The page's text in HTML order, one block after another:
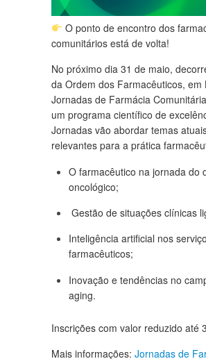
O ponto de encontro dos
comunitários está de volta!
No próximo dia 31 de maio,
da Ordem dos Farmacêuticos, em
Jornadas de Farmácia
um programa científico de
Jornadas vão abordar temas
relevantes para a prática
O farmacêutico na jornada do
oncológico;
Gestão de situações clínicas
Inteligência artificial nos
farmacêuticos;
Inovação e tendências no
aging.
Inscrições com valor reduzido até
Mais informações: Jornadas de